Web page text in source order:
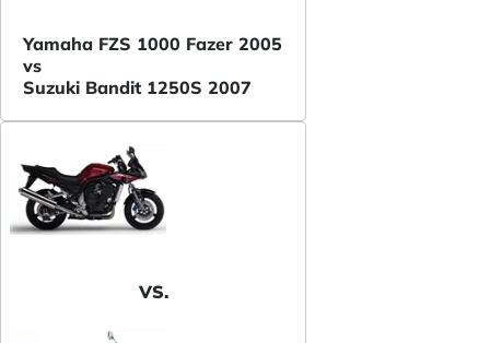
Yamaha FZS 1000 Fazer 2005
vs
Suzuki Bandit 1250S 2007
VS.